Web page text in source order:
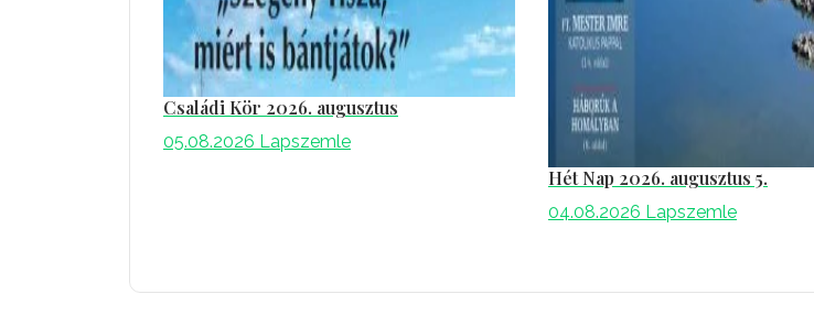
Családi Kör 2026. augusztus
05.08.2026 Lapszemle
Hét Nap 2026. augusztus 5.
04.08.2026 Lapszemle